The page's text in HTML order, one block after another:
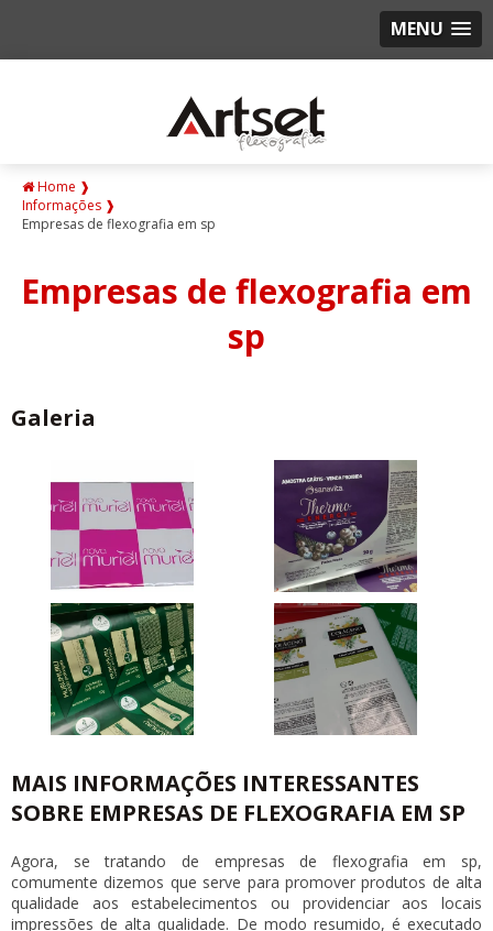
MENU
Home ❱
Informações ❱
Empresas de flexografia em sp
Empresas de flexografia em
sp
Galeria
MAIS INFORMAÇÕES INTERESSANTES
SOBRE EMPRESAS DE FLEXOGRAFIA EM SP
Agora, se tratando de empresas de flexografia em sp,
comumente dizemos que serve para promover produtos de alta
qualidade aos estabelecimentos ou providenciar aos locais
impressões de alta qualidade. De modo resumido, é executado